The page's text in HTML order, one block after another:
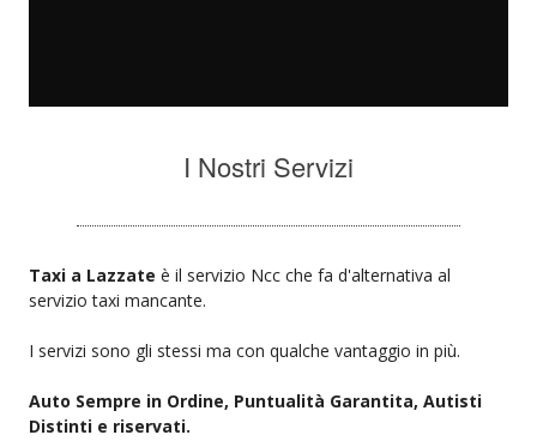
I Nostri Servizi
Taxi a Lazzate è il servizio Ncc che fa d'alternativa al
servizio taxi mancante.
I servizi sono gli stessi ma con qualche vantaggio in più.
Auto Sempre in Ordine, Puntualità Garantita, Autisti
Distinti e riservati.